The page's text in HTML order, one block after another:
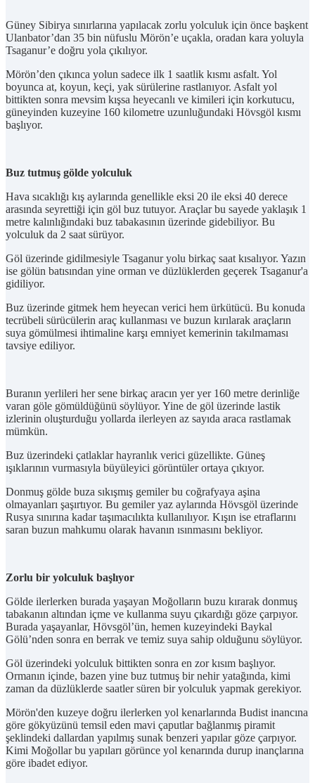
Güney Sibirya sınırlarına yapılacak zorlu yolculuk için önce başkent
Ulanbator’dan 35 bin nüfuslu Mörön’e uçakla, oradan kara yoluyla
Tsaganur’e doğru yola çıkılıyor.
Mörön’den çıkınca yolun sadece ilk 1 saatlik kısmı asfalt. Yol
boyunca at, koyun, keçi, yak sürülerine rastlanıyor. Asfalt yol
bittikten sonra mevsim kışsa heyecanlı ve kimileri için korkutucu,
güneyinden kuzeyine 160 kilometre uzunluğundaki Hövsgöl kısmı
başlıyor.
Buz tutmuş gölde yolculuk
Hava sıcaklığı kış aylarında genellikle eksi 20 ile eksi 40 derece
arasında seyrettiği için göl buz tutuyor. Araçlar bu sayede yaklaşık 1
metre kalınlığındaki buz tabakasının üzerinde gidebiliyor. Bu
yolculuk da 2 saat sürüyor.
Göl üzerinde gidilmesiyle Tsaganur yolu birkaç saat kısalıyor. Yazın
ise gölün batısından yine orman ve düzlüklerden geçerek Tsaganur'a
gidiliyor.
Buz üzerinde gitmek hem heyecan verici hem ürkütücü. Bu konuda
tecrübeli sürücülerin araç kullanması ve buzun kırılarak araçların
suya gömülmesi ihtimaline karşı emniyet kemerinin takılmaması
tavsiye ediliyor.
Buranın yerlileri her sene birkaç aracın yer yer 160 metre derinliğe
varan göle gömüldüğünü söylüyor. Yine de göl üzerinde lastik
izlerinin oluşturduğu yollarda ilerleyen az sayıda araca rastlamak
mümkün.
Buz üzerindeki çatlaklar hayranlık verici güzellikte. Güneş
ışıklarının vurmasıyla büyüleyici görüntüler ortaya çıkıyor.
Donmuş gölde buza sıkışmış gemiler bu coğrafyaya aşina
olmayanları şaşırtıyor. Bu gemiler yaz aylarında Hövsgöl üzerinde
Rusya sınırına kadar taşımacılıkta kullanılıyor. Kışın ise etraflarını
saran buzun mahkumu olarak havanın ısınmasını bekliyor.
Zorlu bir yolculuk başlıyor
Gölde ilerlerken burada yaşayan Moğolların buzu kırarak donmuş
tabakanın altından içme ve kullanma suyu çıkardığı göze çarpıyor.
Burada yaşayanlar, Hövsgöl’ün, hemen kuzeyindeki Baykal
Gölü’nden sonra en berrak ve temiz suya sahip olduğunu söylüyor.
Göl üzerindeki yolculuk bittikten sonra en zor kısım başlıyor.
Ormanın içinde, bazen yine buz tutmuş bir nehir yatağında, kimi
zaman da düzlüklerde saatler süren bir yolculuk yapmak gerekiyor.
Mörön'den kuzeye doğru ilerlerken yol kenarlarında Budist inancına
göre gökyüzünü temsil eden mavi çaputlar bağlanmış piramit
şeklindeki dallardan yapılmış sunak benzeri yapılar göze çarpıyor.
Kimi Moğollar bu yapıları görünce yol kenarında durup inançlarına
göre ibadet ediyor.